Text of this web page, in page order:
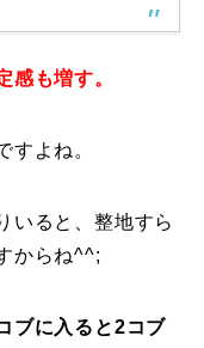
Instructor
Review
感も増す。
すよね。
いると、整地すら
からね^^;
ブに入ると2コブ